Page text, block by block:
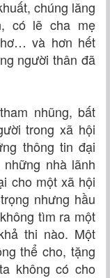
chúng lăng
có lẽ cha mẹ
và hơn hết
người thân đã
nhũng, bất
trong xã hội
thông tin đại
nhà lãnh
cho một xã hội
nhưng hầu
tìm ra một
thi nào. Một
thể cho, tặng
không có cho